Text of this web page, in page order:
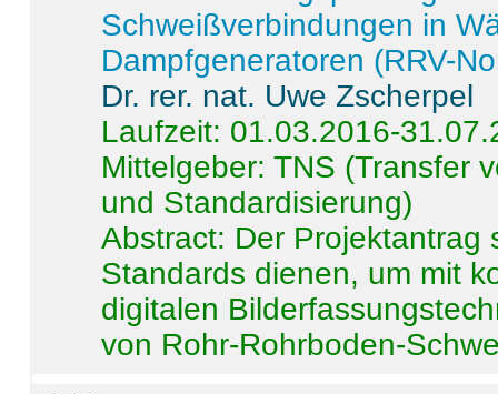
Schweißverbindungen in
Dampfgeneratoren (RRV-
Dr. rer. nat. Uwe Zscherpel
Laufzeit: 01.03.2016-
Mittelgeber: TNS (Transfer
und Standardisierung)
Abstract: Der Projektantrag
Standards dienen, um mit
digitalen
von Rohr-Rohrboden-